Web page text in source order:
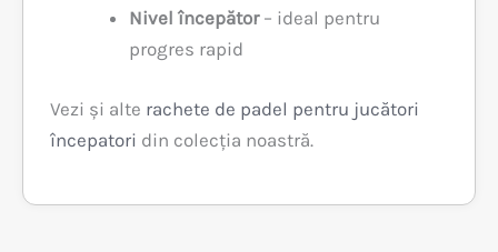
Nivel începător– ideal pentru
progres rapid
Vezi și alte rachete de padel pentru jucători
începatori din colecția noastră.